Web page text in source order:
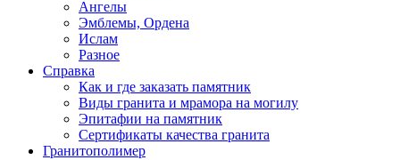
Ангелы
Эмблемы, Ордена
Ислам
Разное
Справка
Как и где заказать памятник
Виды гранита и мрамора на могилу
Эпитафии на памятник
Сертификаты качества гранита
Гранитополимер